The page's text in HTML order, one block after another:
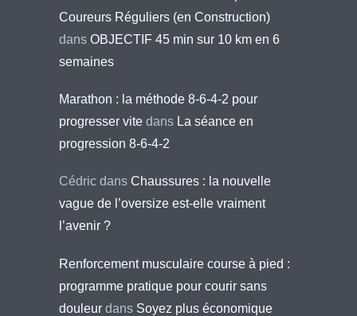
Coureurs Réguliers (en Construction)
dans OBJECTIF 45 min sur 10 km en 6
semaines
Marathon : la méthode 8-6-4-2 pour
progresser vite dans La séance en
progression 8-6-4-2
Cédric dans Chaussures : la nouvelle
vague de l’oversize est-elle vraiment
l’avenir ?
Renforcement musculaire course à pied :
programme pratique pour courir sans
douleur dans Soyez plus économique